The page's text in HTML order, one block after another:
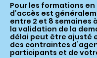
Pour les formations
d’accès est
entre 2 et 8 semaines
la validation de la
délai peut être ajusté
des contraintes
participants et de